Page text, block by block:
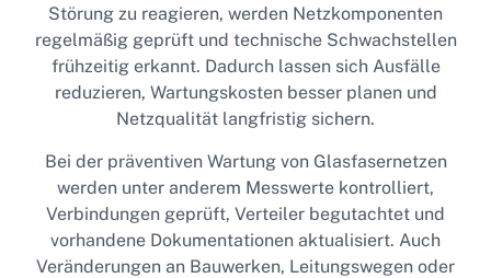
Störung zu reagieren, werden Netzkomponenten
regelmäßig geprüft und technische Schwachstellen
frühzeitig erkannt. Dadurch lassen sich Ausfälle
reduzieren, Wartungskosten besser planen und
Netzqualität langfristig sichern.
Bei der präventiven Wartung von Glasfasernetzen
werden unter anderem Messwerte kontrolliert,
Verbindungen geprüft, Verteiler begutachtet und
vorhandene Dokumentationen aktualisiert. Auch
Veränderungen an Bauwerken, Leitungswegen oder